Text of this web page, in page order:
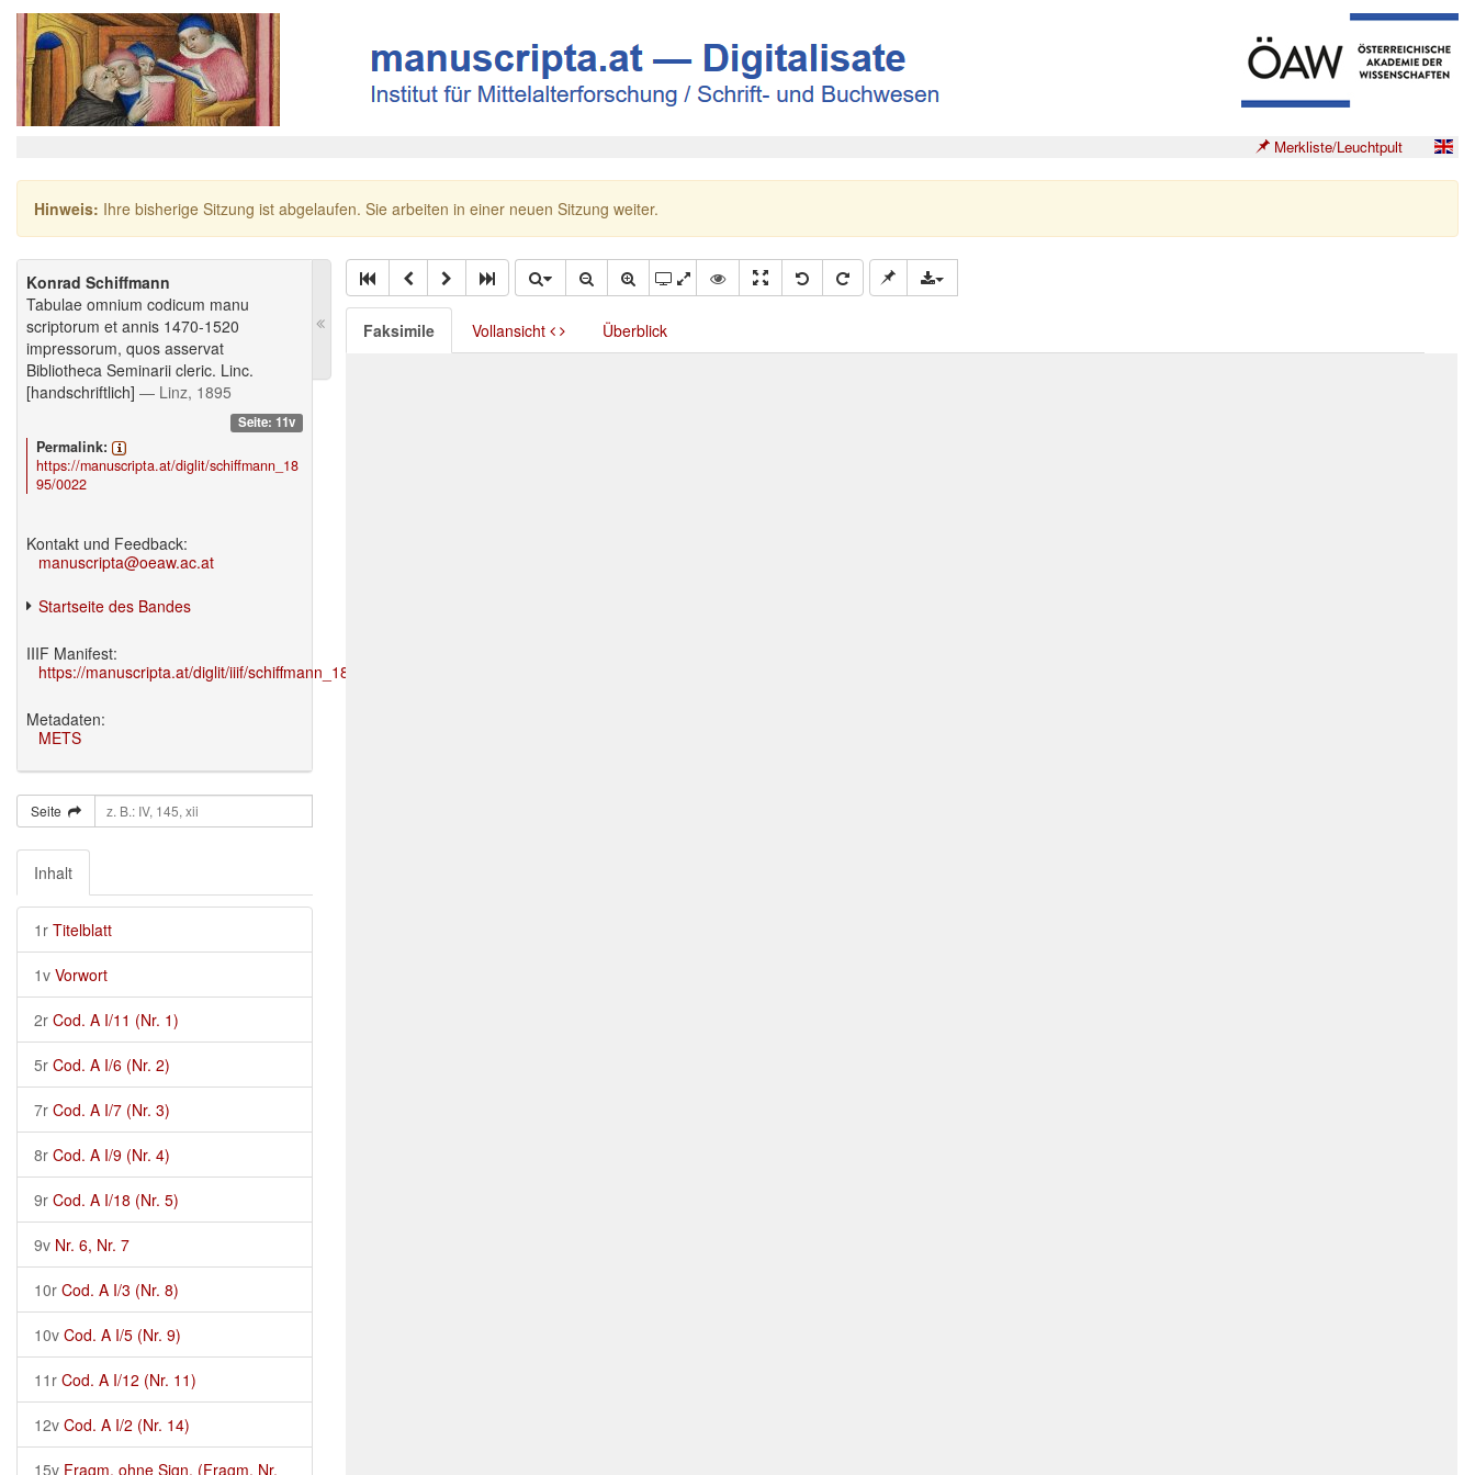
Merkliste/Leuchtpult
Hinweis: Ihre bisherige Sitzung ist abgelaufen. Sie arbeiten in einer neuen Sitzung weiter.
Konrad Schiffmann
Tabulae omnium codicum manu
scriptorum et annis 1470-1520
impressorum, quos asservat
Bibliotheca Seminarii cleric. Linc.
[handschriftlich] — Linz, 1895
Seite: 11v
Permalink:
https://manuscripta.at/diglit/schiffmann_18
95/0022
Kontakt und Feedback:
manuscripta@oeaw.ac.at
Startseite des Bandes
IIIF Manifest:
https://manuscripta.at/diglit/iiif/schiffmann_1895/manifest.json
Metadaten:
METS
Seite
Inhalt
1r Titelblatt
1v Vorwort
2r Cod. A I/11 (Nr. 1)
5r Cod. A I/6 (Nr. 2)
7r Cod. A I/7 (Nr. 3)
8r Cod. A I/9 (Nr. 4)
9r Cod. A I/18 (Nr. 5)
9v Nr. 6, Nr. 7
10r Cod. A I/3 (Nr. 8)
10v Cod. A I/5 (Nr. 9)
11r Cod. A I/12 (Nr. 11)
12v Cod. A I/2 (Nr. 14)
15v Fragm. ohne Sign. (Fragm. Nr.
Faksimile Vollansicht Überblick